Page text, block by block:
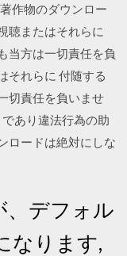
作物のダウンロー
聴またはそれらに
当方は一切責任を負
それらに 付随する
切責任を負いませ
あり違法行為の助
ロードは絶対にしな
、デフォル
なります,